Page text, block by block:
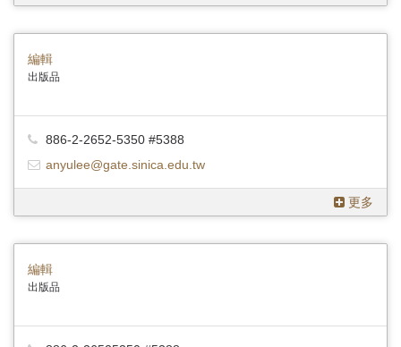
編輯
出版品
886-2-2652-5350 #5388
anyulee@gate.sinica.edu.tw
更多
編輯
出版品